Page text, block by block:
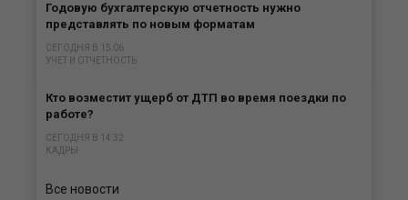
Годовую бухгалтерскую отчетность нужно
представлять по новым форматам
СЕГОДНЯ В 15:06
УЧЕТ И ОТЧЕТНОСТЬ
Кто возместит ущерб от ДТП во время поездки по
работе?
СЕГОДНЯ В 14:32
КАДРЫ
Все новости